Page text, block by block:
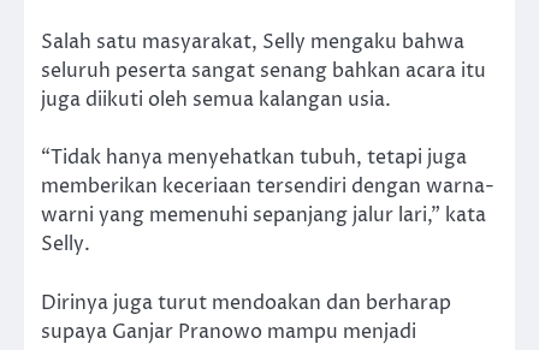
Salah satu masyarakat, Selly mengaku bahwa
seluruh peserta sangat senang bahkan acara itu
juga diikuti oleh semua kalangan usia.
“Tidak hanya menyehatkan tubuh, tetapi juga
memberikan keceriaan tersendiri dengan warna-
warni yang memenuhi sepanjang jalur lari,” kata
Selly.
Dirinya juga turut mendoakan dan berharap
supaya Ganjar Pranowo mampu menjadi